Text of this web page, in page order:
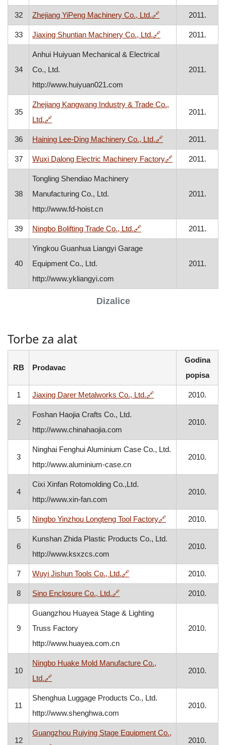
Dizalice
32 Zhejiang YiPeng Machinery Co., Ltd.🔗, otvara se u
2011.
33 Jiaxing Shuntian Machinery Co., Ltd.🔗, otvara se u
2011.
34
Anhui Huiyuan Mechanical & Electrical
Co., Ltd.
http://www.huiyuan021.com
2011.
35
Zhejiang Kangwang Industry & Trade Co.,
Ltd.🔗, otvara se u novom prozoru
2011.
36 Haining Lee-Ding Machinery Co., Ltd.🔗, otvara se u
2011.
37 Wuxi Dalong Electric Machinery Factory🔗, otvara se u
2011.
38
Tongling Shendiao Machinery
Manufacturing Co., Ltd.
http://www.fd-hoist.cn
2011.
39 Ningbo Bolifting Trade Co., Ltd.🔗, otvara se u novom
2011.
40
Yingkou Guanhua Liangyi Garage
Equipment Co., Ltd.
http://www.ykliangyi.com
2011.
Torbe za alat
RB Prodavac
Godina
popisa
1 Jiaxing Darer Metalworks Co., Ltd.🔗, otvara se u novom
2010.
2
Foshan Haojia Crafts Co., Ltd.
http://www.chinahaojia.com
2010.
3
Ninghai Fenghui Aluminium Case Co., Ltd.
http://www.aluminium-case.cn
2010.
4
Cixi Xinfan Rotomolding Co.,Ltd.
http://www.xin-fan.com
2010.
5 Ningbo Yinzhou Longteng Tool Factory🔗, otvara se u
2010.
6
Kunshan Zhida Plastic Products Co., Ltd.
http://www.ksxzcs.com
2010.
7 Wuyi Jishun Tools Co., Ltd.🔗, otvara se u novom prozoru
2010.
8 Sino Enclosure Co., Ltd.🔗, otvara se u novom prozoru
2010.
9
Guangzhou Huayea Stage & Lighting
Truss Factory
http://www.huayea.com.cn
2010.
10
Ningbo Huake Mold Manufacture Co.,
Ltd.🔗, otvara se u novom prozoru
2010.
11
Shenghua Luggage Products Co., Ltd.
http://www.shenghwa.com
2010.
12
Guangzhou Ruiying Stage Equipment Co.,
2010.